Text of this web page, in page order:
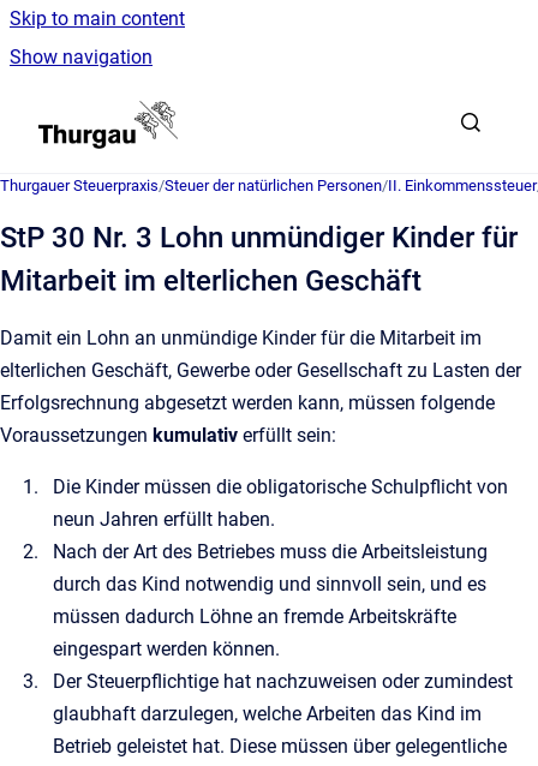
Skip to main content
Show navigation
Thurgauer Steuerpraxis/Steuer der natürlichen Personen/II. Einkommenssteuer
StP 30 Nr. 3 Lohn unmündiger Kinder für
Mitarbeit im elterlichen Geschäft
Damit ein Lohn an unmündige Kinder für die Mitarbeit im
elterlichen Geschäft, Gewerbe oder Gesellschaft zu Lasten der
Erfolgsrechnung abgesetzt werden kann, müssen folgende
Voraussetzungen kumulativ erfüllt sein:
Die Kinder müssen die obligatorische Schulpflicht von
neun Jahren erfüllt haben.
Nach der Art des Betriebes muss die Arbeitsleistung
durch das Kind notwendig und sinnvoll sein, und es
müssen dadurch Löhne an fremde Arbeitskräfte
eingespart werden können.
Der Steuerpflichtige hat nachzuweisen oder zumindest
glaubhaft darzulegen, welche Arbeiten das Kind im
Betrieb geleistet hat. Diese müssen über gelegentliche